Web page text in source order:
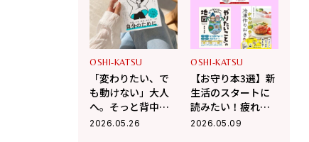
OSHI-KATSU
「変わりたい、で
も動けない」大人
へ。そっと背中を
押す韓国ベストセ
2026.05.26
OSHI-KATSU
【お守り本3選】新
生活のスタートに
読みたい！疲れた
心をそっと整える
2026.05.09